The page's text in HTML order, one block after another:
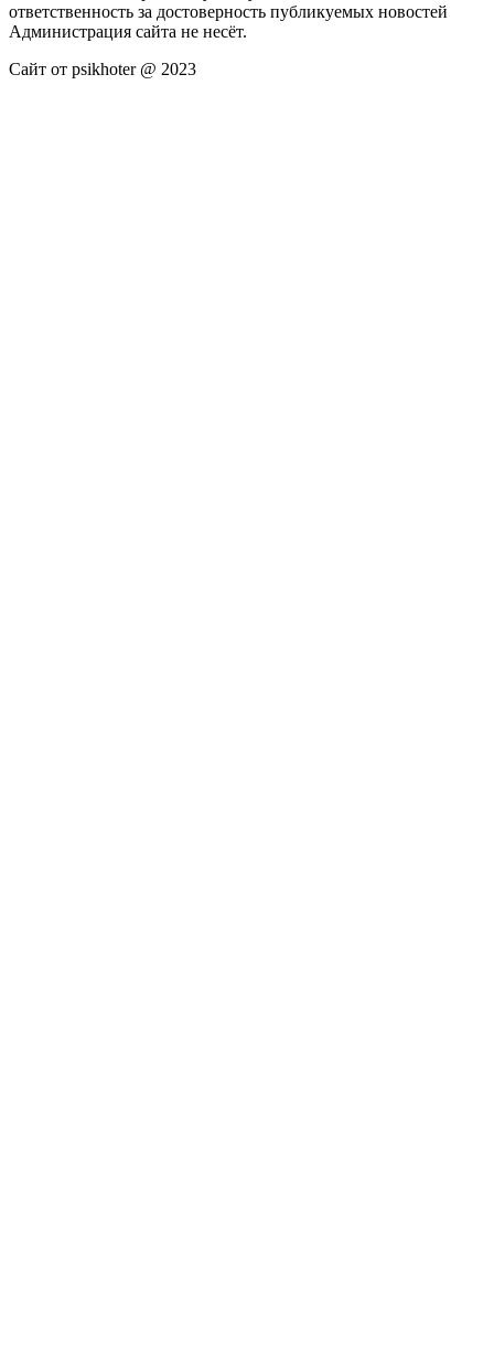
ответственность за достоверность публикуемых новостей
Администрация сайта не несёт.
Сайт от psikhoter @ 2023